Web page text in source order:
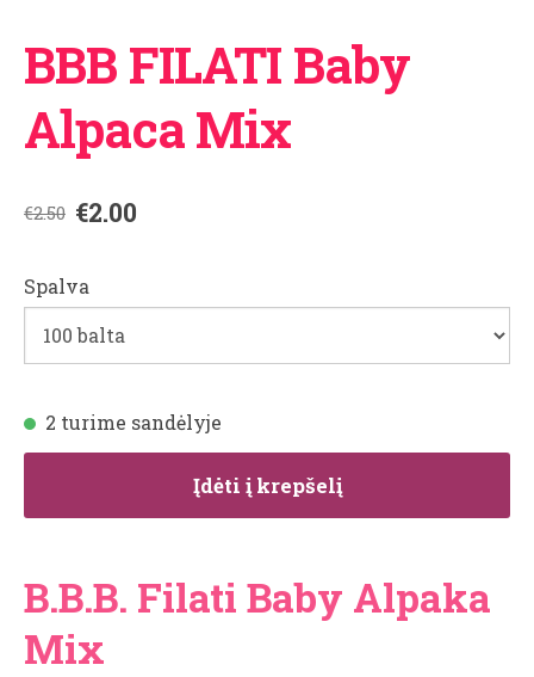
BBB FILATI Baby
Alpaca Mix
€2.50 €2.00
Spalva
2 turime sandėlyje
Įdėti į krepšelį
B.B.B. Filati Baby Alpaka
Mix